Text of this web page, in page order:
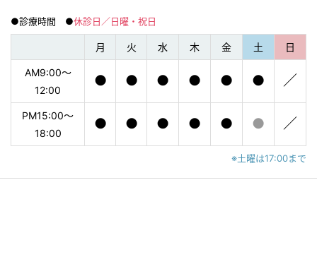
●診療時間 ●休診日／日曜・祝日
月 火 水 木 金 土 日
AM9:00〜
12:00
● ● ● ● ● ● ／
PM15:00〜
18:00
● ● ● ● ● ● ／
※土曜は17:00まで